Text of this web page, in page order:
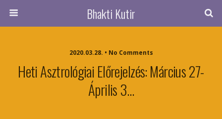
Bhakti Kutir
2020.03.28. • No Comments
Heti Asztrológiai Előrejelzés: Március 27-
Április 3…